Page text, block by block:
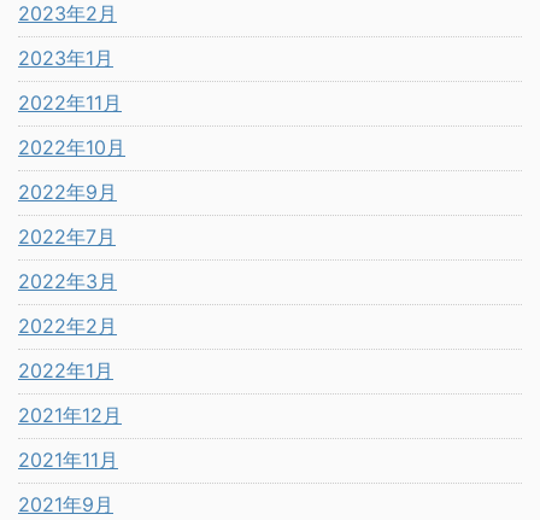
2023年2月
2023年1月
2022年11月
2022年10月
2022年9月
2022年7月
2022年3月
2022年2月
2022年1月
2021年12月
2021年11月
2021年9月